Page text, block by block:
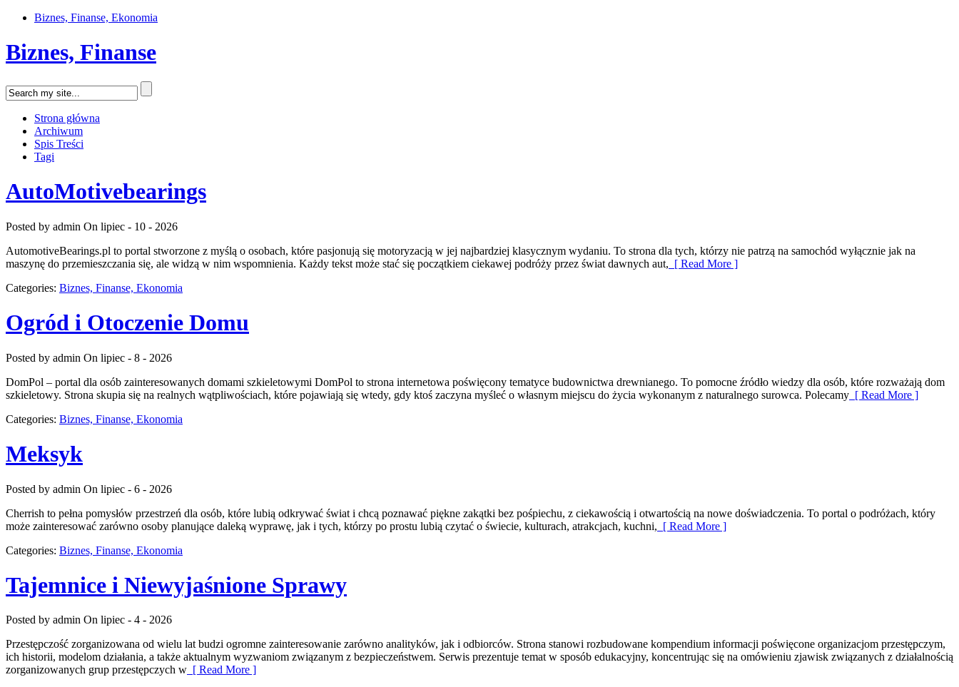
Biznes, Finanse, Ekonomia
Biznes, Finanse
Strona główna
Archiwum
Spis Treści
Tagi
AutoMotivebearings
Posted by admin On lipiec - 10 - 2026
AutomotiveBearings.pl to portal stworzone z myślą o osobach, które pasjonują się motoryzacją w jej najbardziej klasycznym wydaniu. To strona dla tych, którzy nie patrzą na samochód wyłącznie jak na
maszynę do przemieszczania się, ale widzą w nim wspomnienia. Każdy tekst może stać się początkiem ciekawej podróży przez świat dawnych aut, [ Read More ]
Categories: Biznes, Finanse, Ekonomia
Ogród i Otoczenie Domu
Posted by admin On lipiec - 8 - 2026
DomPol – portal dla osób zainteresowanych domami szkieletowymi DomPol to strona internetowa poświęcony tematyce budownictwa drewnianego. To pomocne źródło wiedzy dla osób, które rozważają dom
szkieletowy. Strona skupia się na realnych wątpliwościach, które pojawiają się wtedy, gdy ktoś zaczyna myśleć o własnym miejscu do życia wykonanym z naturalnego surowca. Polecamy [ Read More ]
Categories: Biznes, Finanse, Ekonomia
Meksyk
Posted by admin On lipiec - 6 - 2026
Cherrish to pełna pomysłów przestrzeń dla osób, które lubią odkrywać świat i chcą poznawać piękne zakątki bez pośpiechu, z ciekawością i otwartością na nowe doświadczenia. To portal o podróżach, który
może zainteresować zarówno osoby planujące daleką wyprawę, jak i tych, którzy po prostu lubią czytać o świecie, kulturach, atrakcjach, kuchni, [ Read More ]
Categories: Biznes, Finanse, Ekonomia
Tajemnice i Niewyjaśnione Sprawy
Posted by admin On lipiec - 4 - 2026
Przestępczość zorganizowana od wielu lat budzi ogromne zainteresowanie zarówno analityków, jak i odbiorców. Strona stanowi rozbudowane kompendium informacji poświęcone organizacjom przestępczym,
ich historii, modelom działania, a także aktualnym wyzwaniom związanym z bezpieczeństwem. Serwis prezentuje temat w sposób edukacyjny, koncentrując się na omówieniu zjawisk związanych z działalnością
zorganizowanych grup przestępczych w [ Read More ]